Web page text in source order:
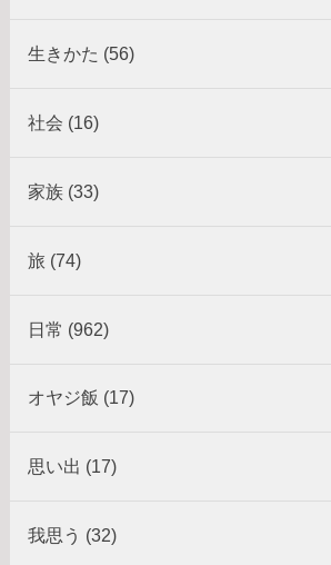
生きかた (56)
社会 (16)
家族 (33)
旅 (74)
日常 (962)
オヤジ飯 (17)
思い出 (17)
我思う (32)